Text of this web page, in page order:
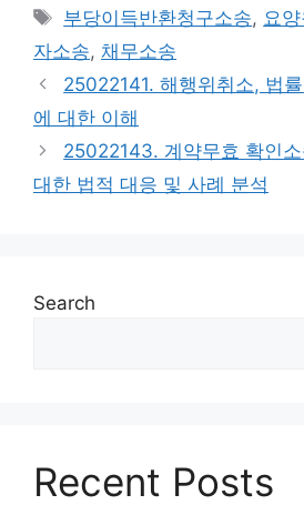
Tags
부당이득반환청구소송, 요
자소송, 채무소송
25022141. 해행위취소, 법
에 대한 이해
25022143. 계약무효 확인
대한 법적 대응 및 사례 분석
Search
Recent Posts